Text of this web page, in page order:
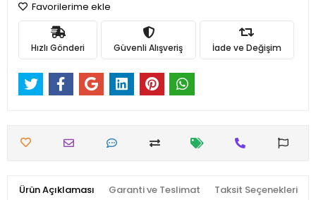
Favorilerime ekle
Hızlı Gönderi Güvenli Alışveriş İade ve Değişim
Ürün Açıklaması Garanti ve Teslimat Taksit Seçenekleri